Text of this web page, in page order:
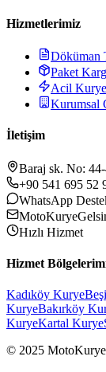
Hizmetlerimiz
Döküman
Paket
Acil Kurye
Kurumsal
İletişim
Baraj sk. No:
+90 541 695 52
WhatsApp
Hızlı Hizmet
Hizmet
Kadıköy Kurye
KuryeBakırköy
KuryeKartal Kurye
© 2025